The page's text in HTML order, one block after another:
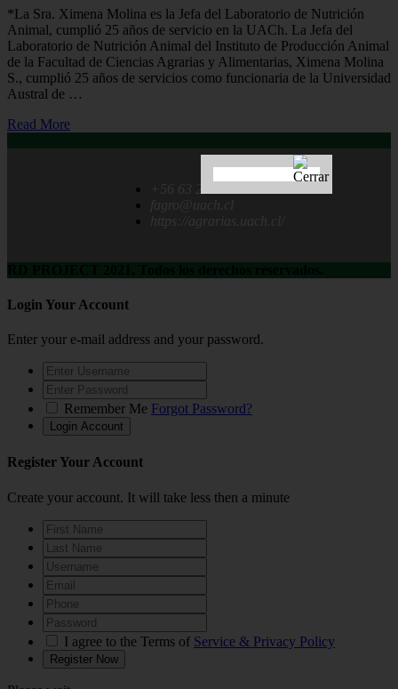
*La Sra. Ximena Molina es la Jefa del Laboratorio de Nutrición
Animal, cumplió 25 años de servicio en la UACh. La Jefa del
Laboratorio de Nutrición Animal del Instituto de Producción Animal
de la Facultad de Ciencias Agrarias y Alimentarias, Ximena Molina
S., cumplió 25 años de servicios como funcionaria de la Universidad
Austral de …
Read More
Login Your Account
Enter your e-mail address and your password.
Remember Me Forgot Password?
Register Your Account
Create your account. It will take less then a minute
I agree to the Terms of Service & Privacy Policy